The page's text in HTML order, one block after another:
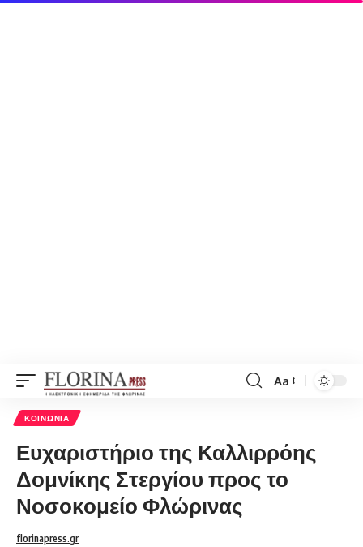
Font
Aa
ΚΟΙΝΩΝΊΑ
Ευχαριστήριο της Καλλιρρόης
Δομνίκης Στεργίου προς το
Νοσοκομείο Φλώρινας
florinapress.gr